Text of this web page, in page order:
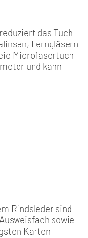
das Tuch
Ferngläsern
Microfasertuch
und kann
Rindsleder sind
sowie
Karten